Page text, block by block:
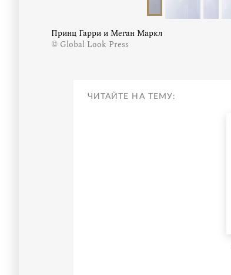
Принц Гарри и Меган Маркл
© Global Look Press
ЧИТАЙТЕ НА ТЕМУ: